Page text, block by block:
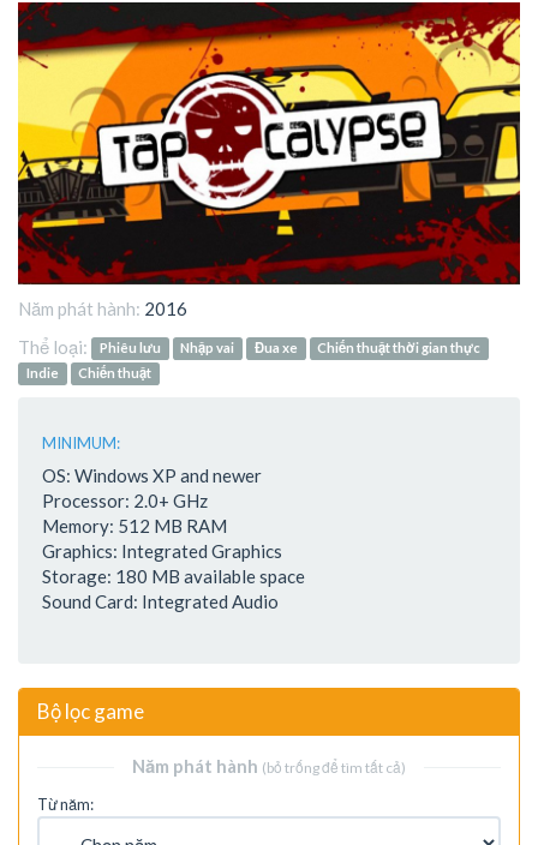
Năm phát hành: 2016
Thể loại:
Phiêu lưu Nhập vai Đua xe
Chiến thuật thời gian thực
Indie
Chiến thuật
MINIMUM:
OS: Windows XP and newer
Processor: 2.0+ GHz
Memory: 512 MB RAM
Graphics: Integrated Graphics
Storage: 180 MB available space
Sound Card: Integrated Audio
Bộ lọc game
Năm phát hành (bỏ trống để tìm tất cả)
Từ năm: